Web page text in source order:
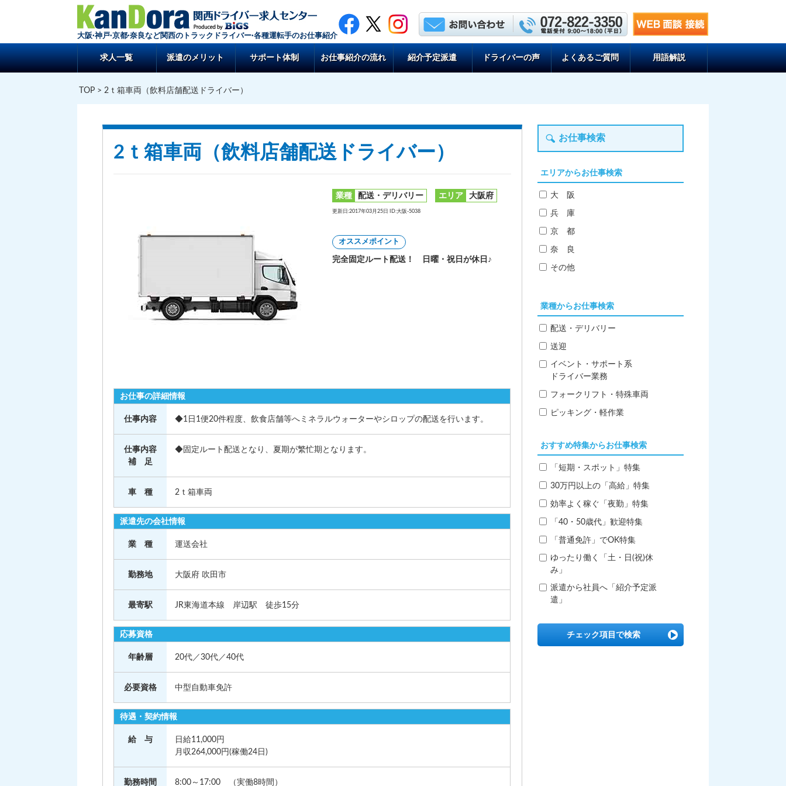
大阪·神戸·京都·奈良など関西のトラックドライバー·各種運転手のお仕事紹介
求人一覧 派遣のメリット サポート体制 お仕事紹介の流れ 紹介予定派遣 ドライバーの声 よくあるご質問 用語解説
TOP> 2ｔ箱車両（飲料店舗配送ドライバー）
2ｔ箱車両（飲料店舗配送ドライバー）
業種 配送・デリバリー エリア 大阪府
更新日:2017年03月25日 ID:大阪-5038
オススメポイント
完全固定ルート配送！ 日曜・祝日が休日♪
お仕事の詳細情報
仕事内容 ◆1日1便20件程度、飲食店舗等へミネラルウォーターやシロップの配送を行います。
仕事内容
補 足
◆固定ルート配送となり、夏期が繁忙期となります。
車 種 2ｔ箱車両
派遣先の会社情報
業 種 運送会社
勤務地 大阪府 吹田市
最寄駅 JR東海道本線 岸辺駅 徒歩15分
応募資格
年齢層 20代／30代／40代
必要資格 中型自動車免許
待遇・契約情報
給 与
日給11,000円
月収264,000円(稼働24日)
勤務時間 8:00～17:00 （実働8時間）
お仕事検索
エリアからお仕事検索
大 阪
兵 庫
京 都
奈 良
その他
業種からお仕事検索
配送・デリバリー
送迎
イベント・サポート系
ドライバー業務
フォークリフト・特殊車両
ピッキング・軽作業
おすすめ特集からお仕事検索
「短期・スポット」特集
30万円以上の「高給」特集
効率よく稼ぐ「夜勤」特集
「40・50歳代」歓迎特集
「普通免許」でOK特集
ゆったり働く「土・日(祝)休
み」
派遣から社員へ「紹介予定派
遣」
チェック項目で検索